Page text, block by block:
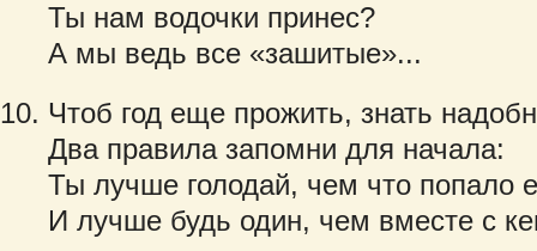
Ты нам водочки принес?
А мы ведь все «зашитые»...
Чтоб год еще прожить, знать
Два правила запомни для начала:
Ты лучше голодай, чем что попало
И лучше будь один, чем вместе с